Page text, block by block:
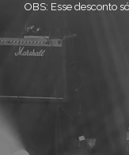
OBS: Esse desconto